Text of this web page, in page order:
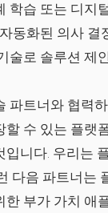
학습 또는 디지
동화된 의사 결
술로 솔루션 제
파트너와 협력
할 수 있는 플랫
입니다. 우리는
다음 파트너는
한 부가 가치 애